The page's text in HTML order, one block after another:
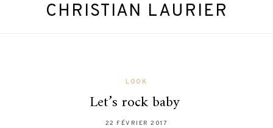
CHRISTIAN LAURIER
LOOK
Let’s rock baby
22 FÉVRIER 2017